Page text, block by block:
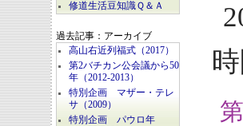
修道生活豆知識Ｑ＆Ａ
過去記事：アーカイブ
高山右近列福式（2017）
第2バチカン公会議から50
年（2012-2013）
特別企画 マザー・テレ
サ（2009）
特別企画 パウロ年